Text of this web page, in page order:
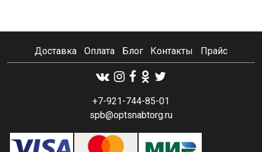
Доставка Оплата Блог Контакты Прайс
+7-921-744-85-01
spb@optsnabtorg.ru